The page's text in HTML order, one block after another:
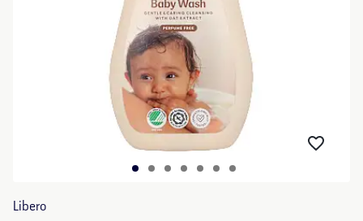
Libero